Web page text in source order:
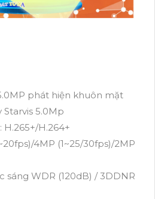
phát hiện khuôn mặt
Starvis 5.0Mp
H.265+/H.264+
4MP (1~25/30fps)/2MP
sáng WDR (120dB) / 3DDNR